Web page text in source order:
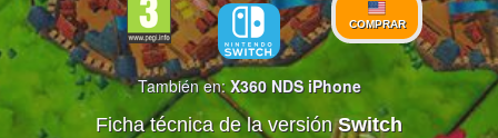
COMPRAR
También en:X360 NDS iPhone
Ficha técnica de la versiónSwitch